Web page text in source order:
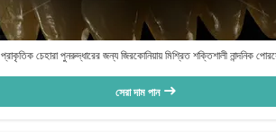
প্রাকৃতিক চেহারা পুনরুদ্ধারের জন্য জিরকোনিয়ায় মিশ্রিত শক্তিশালী নান্দনিক
সেরা দাম পান